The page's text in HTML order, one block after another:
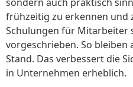
frühzeitig zu erkennen und
Schulungen für Mitarbeiter
vorgeschrieben. So bleiben
Stand. Das verbessert die
in Unternehmen erheblich.